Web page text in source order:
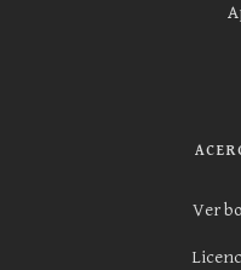
Ver